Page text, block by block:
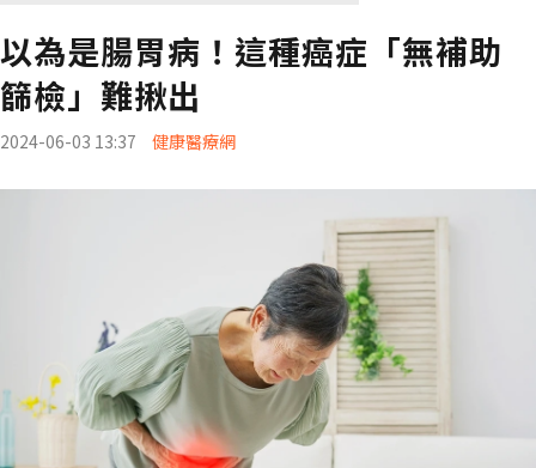
以為是腸胃病！這種癌症「無補助
篩檢」難揪出
2024-06-03 13:37 健康醫療網